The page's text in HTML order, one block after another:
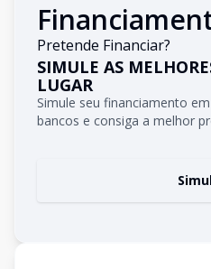
Pretende Financiar?
SIMULE AS
LUGAR
Simule seu financiamento
bancos e consiga a melhor